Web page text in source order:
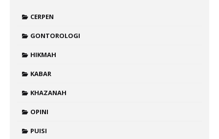
CERPEN
GONTOROLOGI
HIKMAH
KABAR
KHAZANAH
OPINI
PUISI